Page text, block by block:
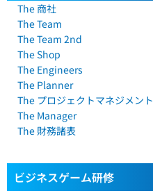
The 商社
The Team
The Team 2nd
The Shop
The Engineers
The Planner
The プロジェクトマネジメント
The Manager
The 財務諸表
ビジネスゲーム研修